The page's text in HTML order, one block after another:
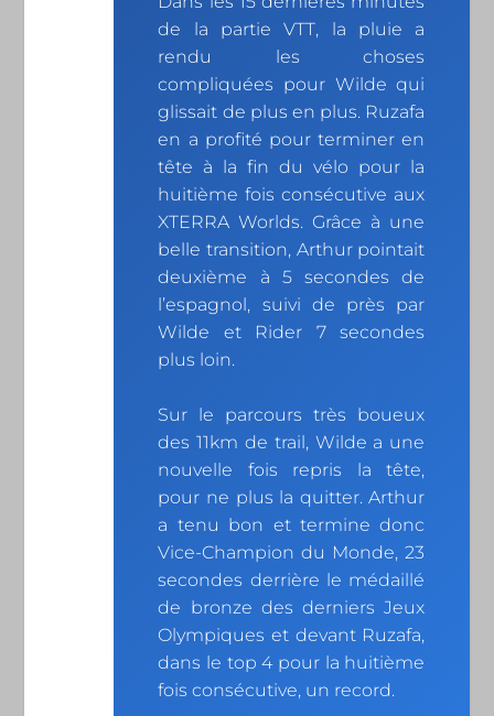
de la partie VTT, la pluie a
rendu les choses
compliquées pour Wilde qui
glissait de plus en plus. Ruzafa
en a profité pour terminer en
tête à la fin du vélo pour la
huitième fois consécutive aux
XTERRA Worlds. Grâce à une
belle transition, Arthur pointait
deuxième à 5 secondes de
l’espagnol, suivi de près par
Wilde et Rider 7 secondes
plus loin.
Sur le parcours très boueux
des 11km de trail, Wilde a une
nouvelle fois repris la tête,
pour ne plus la quitter. Arthur
a tenu bon et termine donc
Vice-Champion du Monde, 23
secondes derrière le médaillé
de bronze des derniers Jeux
Olympiques et devant Ruzafa,
dans le top 4 pour la huitième
fois consécutive, un record.